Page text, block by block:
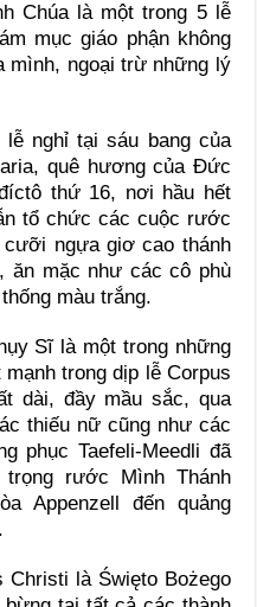
Chúa là một trong 5 lễ
mục giáo phận không
mình, ngoại trừ những lý
nghỉ tại sáu bang của
quê hương của Đức
thứ 16, nơi hầu hết
tổ chức các cuộc rước
cưỡi ngựa giơ cao thánh
ăn mặc như các cô phù
màu trắng.
Sĩ là một trong những
trong dịp lễ Corpus
dài, đầy mầu sắc, qua
thiếu nữ cũng như các
phục Taefeli-Meedli đã
rước Mình Thánh
Appenzell đến quảng
Christi là Święto Bożego